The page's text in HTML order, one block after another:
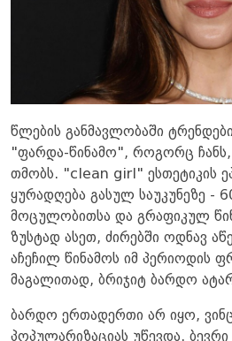
წლების განმავლობაში
"ფარდა-წინამო", როგორც ჩანს,
თმობს. "clean girl" ესთეტიკის
ყურადღება გასულ საუკუნეზე -
მოცულობითსა და გრაფიკულ
ზუსტად ასეთ, ძირებში ოდნავ
აჩეჩილ წინამოს იმ პერიოდის
მაგალითად, ბრიჯიტ ბარდო
ბარდო ერთადერთი არ იყო, ვინც
პოპულარიზაციას უწევდა. ბევრი